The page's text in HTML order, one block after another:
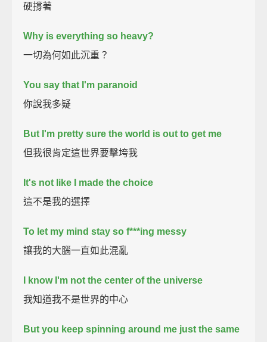
硬撐著
Why is everything so heavy?
一切為何如此沉重？
You say that I'm paranoid
你說我多疑
But I'm pretty sure the world is out to get me
但我很肯定這世界要擊垮我
It's not like I made the choice
這不是我的選擇
To let my mind stay so f***ing messy
讓我的大腦一直如此混亂
I know I'm not the center of the universe
我知道我不是世界的中心
But you keep spinning around me just the same